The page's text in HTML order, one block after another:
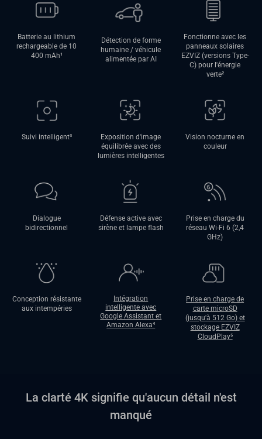
Batterie au lithium
rechargeable de 10
400 mAh¹
Détection de forme
humaine / véhicule
alimentée par AI
Fonctionne avec les
panneaux solaires
EZVIZ (versions Type-
C) pour l'énergie
verte²
Suivi intelligent³
Exposition d'image
équilibrée avec des
lumières intelligentes
Vision nocturne en
couleur
Dialogue
bidirectionnel
Défense active avec
sirène et lampe flash
Prise en charge du
réseau Wi-Fi 6 (2,4
GHz)
Conception résistante
aux intempéries
Intégration
intelligente avec
Google Assistant et
Amazon Alexa⁴
Prise en charge de
carte microSD
(jusqu'à 512 Go) et
stockage EZVIZ
CloudPlay⁵
La clarté 4K signifie qu'aucun détail n'est
manqué